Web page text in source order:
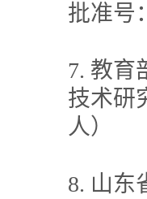
批准号
7. 教育
技术研
人）
8. 山东